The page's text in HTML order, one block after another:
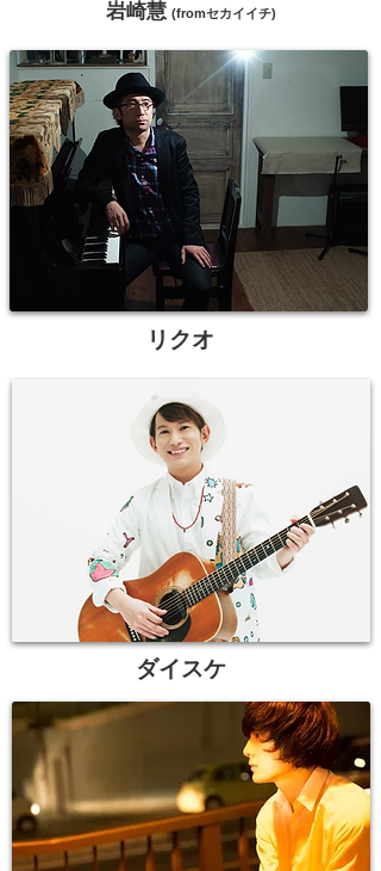
岩崎慧 (fromセカイイチ)
リクオ
ダイスケ